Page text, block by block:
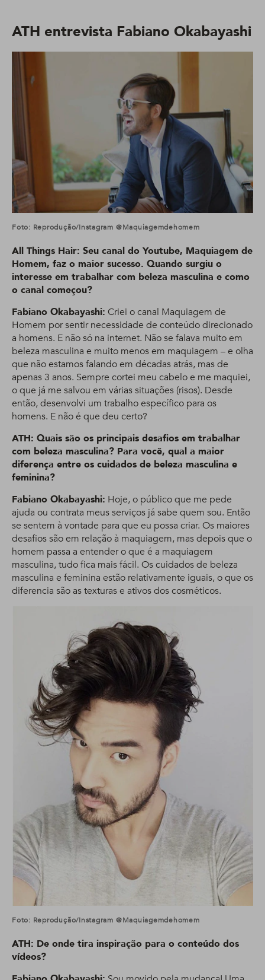
ATH entrevista Fabiano Okabayashi
Foto: Reprodução/Instagram @maquiagemdehomem
All Things Hair: Seu canal do Youtube, Maquiagem de
Homem, faz o maior sucesso. Quando surgiu o
interesse em trabalhar com beleza masculina e como
o canal começou?
Fabiano Okabayashi: Criei o canal Maquiagem de
Homem por sentir necessidade de conteúdo direcionado
a homens. E não só na internet. Não se falava muito em
beleza masculina e muito menos em maquiagem – e olha
que não estamos falando em décadas atrás, mas de
apenas 3 anos. Sempre cortei meu cabelo e me maquiei,
o que já me salvou em várias situações (risos). Desde
então, desenvolvi um trabalho específico para os
homens. E não é que deu certo?
ATH: Quais são os principais desafios em trabalhar
com beleza masculina? Para você, qual a maior
diferença entre os cuidados de beleza masculina e
feminina?
Fabiano Okabayashi: Hoje, o público que me pede
ajuda ou contrata meus serviços já sabe quem sou. Então
se sentem à vontade para que eu possa criar. Os maiores
desafios são em relação à maquiagem, mas depois que o
homem passa a entender o que é a maquiagem
masculina, tudo fica mais fácil. Os cuidados de beleza
masculina e feminina estão relativamente iguais, o que os
diferencia são as texturas e ativos dos cosméticos.
Foto: Reprodução/Instagram @maquiagemdehomem
ATH: De onde tira inspiração para o conteúdo dos
vídeos?